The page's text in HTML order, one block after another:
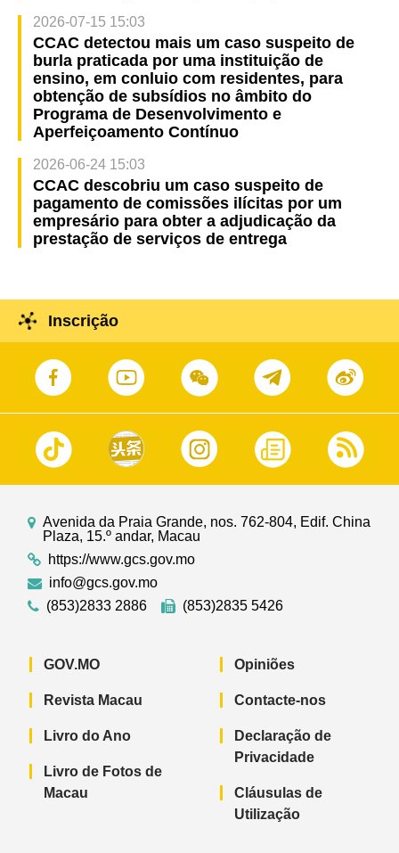
2026-07-15 15:03
CCAC detectou mais um caso suspeito de
burla praticada por uma instituição de
ensino, em conluio com residentes, para
obtenção de subsídios no âmbito do
Programa de Desenvolvimento e
Aperfeiçoamento Contínuo
2026-06-24 15:03
CCAC descobriu um caso suspeito de
pagamento de comissões ilícitas por um
empresário para obter a adjudicação da
prestação de serviços de entrega
Inscrição
Avenida da Praia Grande, nos. 762-804, Edif. China
Plaza, 15.º andar, Macau
https://www.gcs.gov.mo
info@gcs.gov.mo
(853)2833 2886
(853)2835 5426
GOV.MO
Revista Macau
Livro do Ano
Livro de Fotos de
Macau
Opiniões
Contacte-nos
Declaração de
Privacidade
Cláusulas de
Utilização